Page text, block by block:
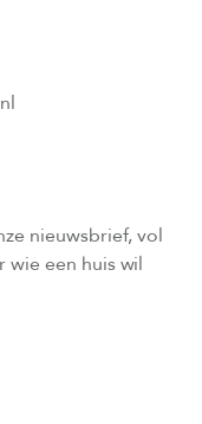
nieuwsbrief, vol
een huis wil